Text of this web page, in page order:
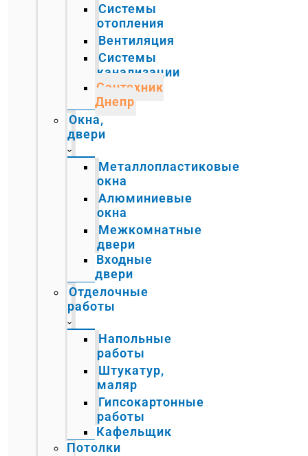
Системы
отопления
Вентиляция
Системы
канализации
Сантехник
Днепр
Окна,
двери
Металлопластиковые
окна
Алюминиевые
окна
Межкомнатные
двери
Входные
двери
Отделочные
работы
Напольные
работы
Штукатур,
маляр
Гипсокартонные
работы
Кафельщик
Потолки